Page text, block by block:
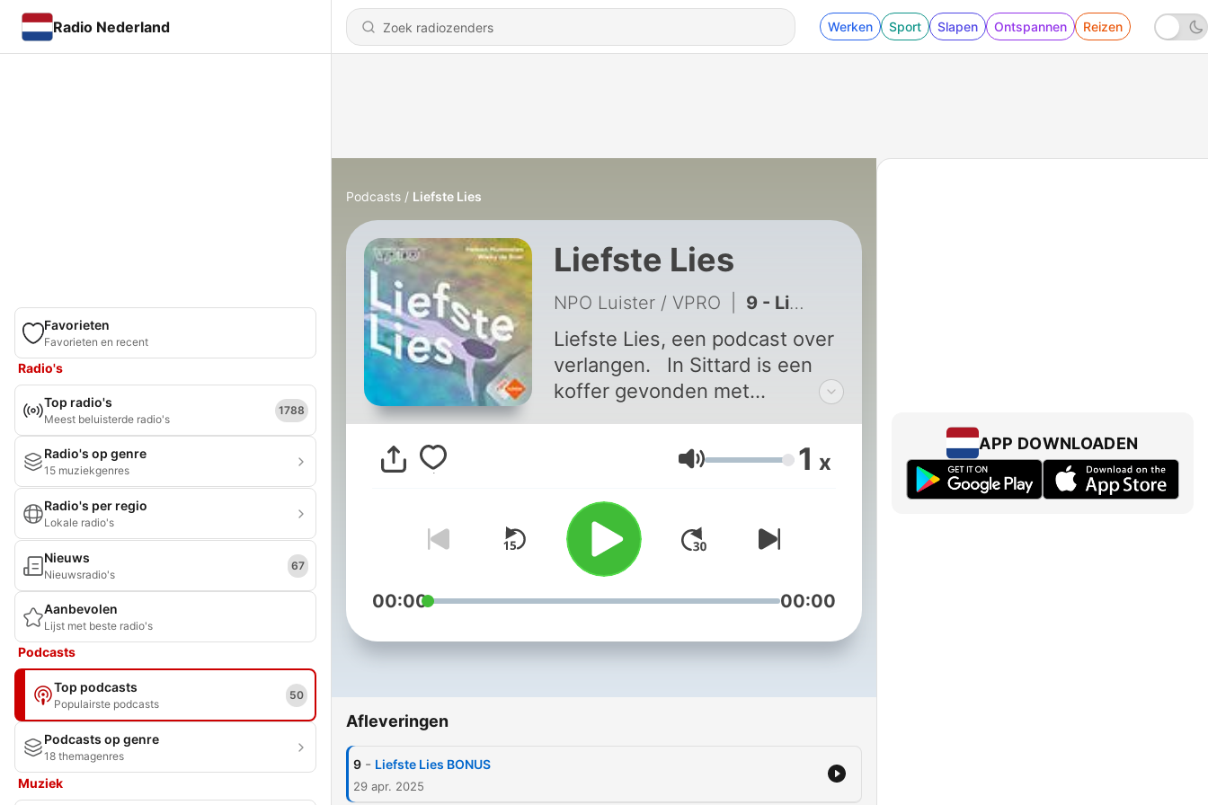
Radio Nederland Werken Sport Slapen Ontspannen Reizen
Favorieten
Favorieten en recent
Radio's
Top radio's
Meest beluisterde radio's
1788
Radio's op genre
15 muziekgenres
Radio's per regio
Lokale radio's
Nieuws
Nieuwsradio's
67
Aanbevolen
Lijst met beste radio's
Podcasts
Top podcasts
Populairste podcasts
50
Podcasts op genre
18 themagenres
Muziek
Podcasts Liefste Lies
Liefste Lies
NPO Luister / VPRO 9 - Liefste Lies BONUS
Liefste Lies, een podcast over
verlangen. In Sittard is een
koffer gevonden met
de jaren 40 en 50 aan één
vrouw: Lies. Tientallen
Hermans, en een enkele vrouw
schrijven haar hartstochtelijke
liefdesverklaringen,
smeekbedes om een foto en
en veelal tegelijkertijd, denken
hen onherroepelijk in de steek
Volume 1 x
00:00 00:00
Afleveringen
9 - Liefste Lies BONUS
29 apr. 2025
APP DOWNLOADEN